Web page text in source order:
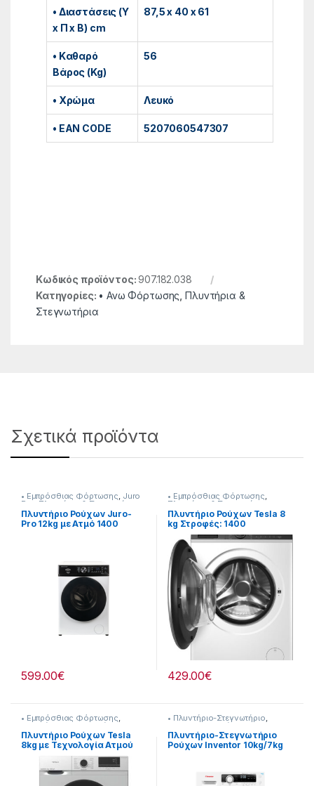
• Διαστάσεις (Υ
x Π x Β) cm
87,5 x 40 x 61
• Kαθαρό
Βάρος (Kg)
56
• Χρώμα Λευκό
• EAN CODE 5207060547307
Κωδικός προϊόντος:907.182.038
Κατηγορίες: • Ανω Φόρτωσης ,Πλυντήρια &
Στεγνωτήρια
Σχετικά προϊόντα
• Εμπρόσθιας Φόρτωσης, Juro
Pro Πλυντήρια & Στεγνωτήρια
Πλυντήριο Ρούχων Juro-
Pro 12kg με Ατμό 1400
599.00€
• Εμπρόσθιας Φόρτωσης,
Πλυντήρια & Στεγνωτήρια
Πλυντήριο Ρούχων Tesla 8
kg Στροφές: 1400
Προγράμματα: 14
[907358008]
429.00€
• Εμπρόσθιας Φόρτωσης
Πλυντήρια & Στεγνωτήρια
Πλυντήριο Ρούχων Tesla
8kg με Τεχνολογία Ατμού
1200 Στροφών [907358010]
• Πλυντήριο-Στεγνωτήριο
,Πλυντήρια &
Στεγνωτήρια
Πλυντήριο-Στεγνωτήριο
Ρούχων Inventor 10kg/7kg